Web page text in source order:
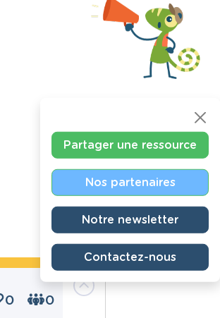
0 0
Partager une ressource
Nos partenaires
Notre newsletter
Contactez-nous